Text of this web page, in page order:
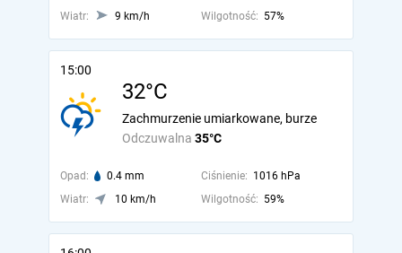
Wiatr:
9 km/h Wilgotność: 57%
15:00
32°C
Odczuwalna 35°C
Zachmurzenie umiarkowane, burze
Opad: 0.4 mm Ciśnienie: 1016 hPa
Wiatr:
10 km/h Wilgotność: 59%